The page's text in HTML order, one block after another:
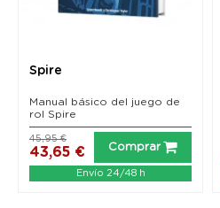
Spire
Manual básico del juego de
rol Spire
43,65 €
45,95 €
Comprar
Envío 24/48 h